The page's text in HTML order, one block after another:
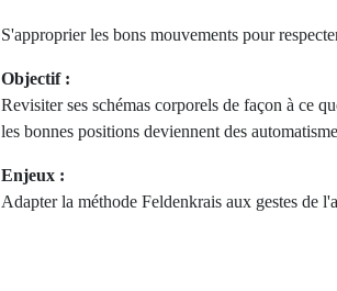
S'approprier les bons mouvements pour
Objectif :
Revisiter ses schémas corporels de façon à ce
les bonnes positions deviennent des
Enjeux :
Adapter la méthode Feldenkrais aux gestes de